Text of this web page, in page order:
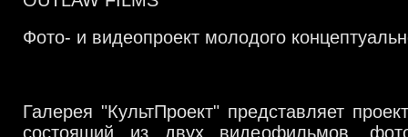
Фото- и видеопроект молодого
Галерея "КультПроект" представляет
состоящий из двух видеофильмов,